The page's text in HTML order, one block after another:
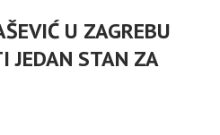
U ZAGREBU
JEDAN STAN ZA